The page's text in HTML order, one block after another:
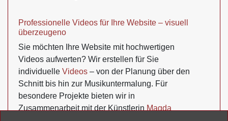
Professionelle Videos für Ihre Website – visuell
überzeugeno
Sie möchten Ihre Website mit hochwertigen
Videos aufwerten? Wir erstellen für Sie
individuelle Videos – von der Planung über den
Schnitt bis hin zur Musikuntermalung. Für
besondere Projekte bieten wir in
Zusammenarbeit mit der Künstlerin Magda